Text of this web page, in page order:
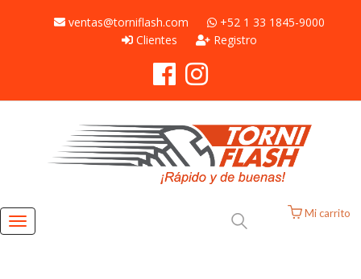
ventas@torniflash.com
+52 1 33 1845-9000
Clientes
Registro
Toggle
Mi carrito